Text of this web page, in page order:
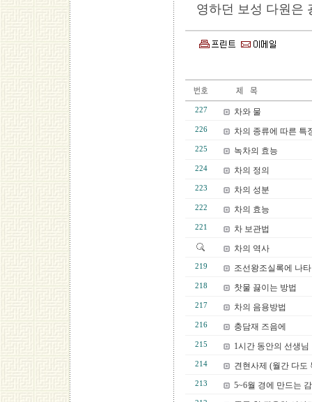
영하던 보성 다원은
227 차와 물
226 차의 종류에 따른 특
225 녹차의 효능
224 차의 정의
223 차의 성분
222 차의 효능
221
차 보관법
차의 역사
219 조선왕조실록에 나
218 찻물 끓이는 방법
217 차의 음용방법
216 충담재 즈음에
215 1시간 동안의 선생님
214 견현사제 (월간 다도
213 5~6월 경에 만드는